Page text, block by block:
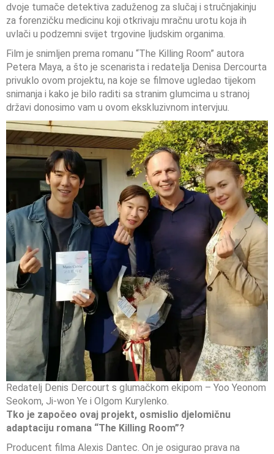
dvoje tumače detektiva zaduženog za slučaj i stručnjakinju
za forenzičku medicinu koji otkrivaju mračnu urotu koja ih
uvlači u podzemni svijet trgovine ljudskim organima.
Film je snimljen prema romanu “The Killing Room” autora
Petera Maya, a što je scenarista i redatelja Denisa Dercourta
privuklo ovom projektu, na koje se filmove ugledao tijekom
snimanja i kako je bilo raditi sa stranim glumcima u stranoj
državi donosimo vam u ovom ekskluzivnom intervjuu.
Redatelj Denis Dercourt s glumačkom ekipom – Yoo Yeonom
Seokom, Ji-won Ye i Olgom Kurylenko.
Tko je započeo ovaj projekt, osmislio djelomičnu
adaptaciju romana “The Killing Room”?
Producent filma Alexis Dantec. On je osigurao prava na